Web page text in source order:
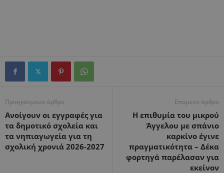
Προηγούμενο άρθρο
Ανοίγουν οι εγγραφές για
τα δημοτικό σχολεία και
τα νηπιαγωγεία για τη
σχολική χρονιά 2026-2027
Επόμενο άρθρο
Η επιθυμία του μικρού
Άγγελου με σπάνιο
καρκίνο έγινε
πραγματικότητα – Δέκα
φορτηγά παρέλασαν για
εκείνον